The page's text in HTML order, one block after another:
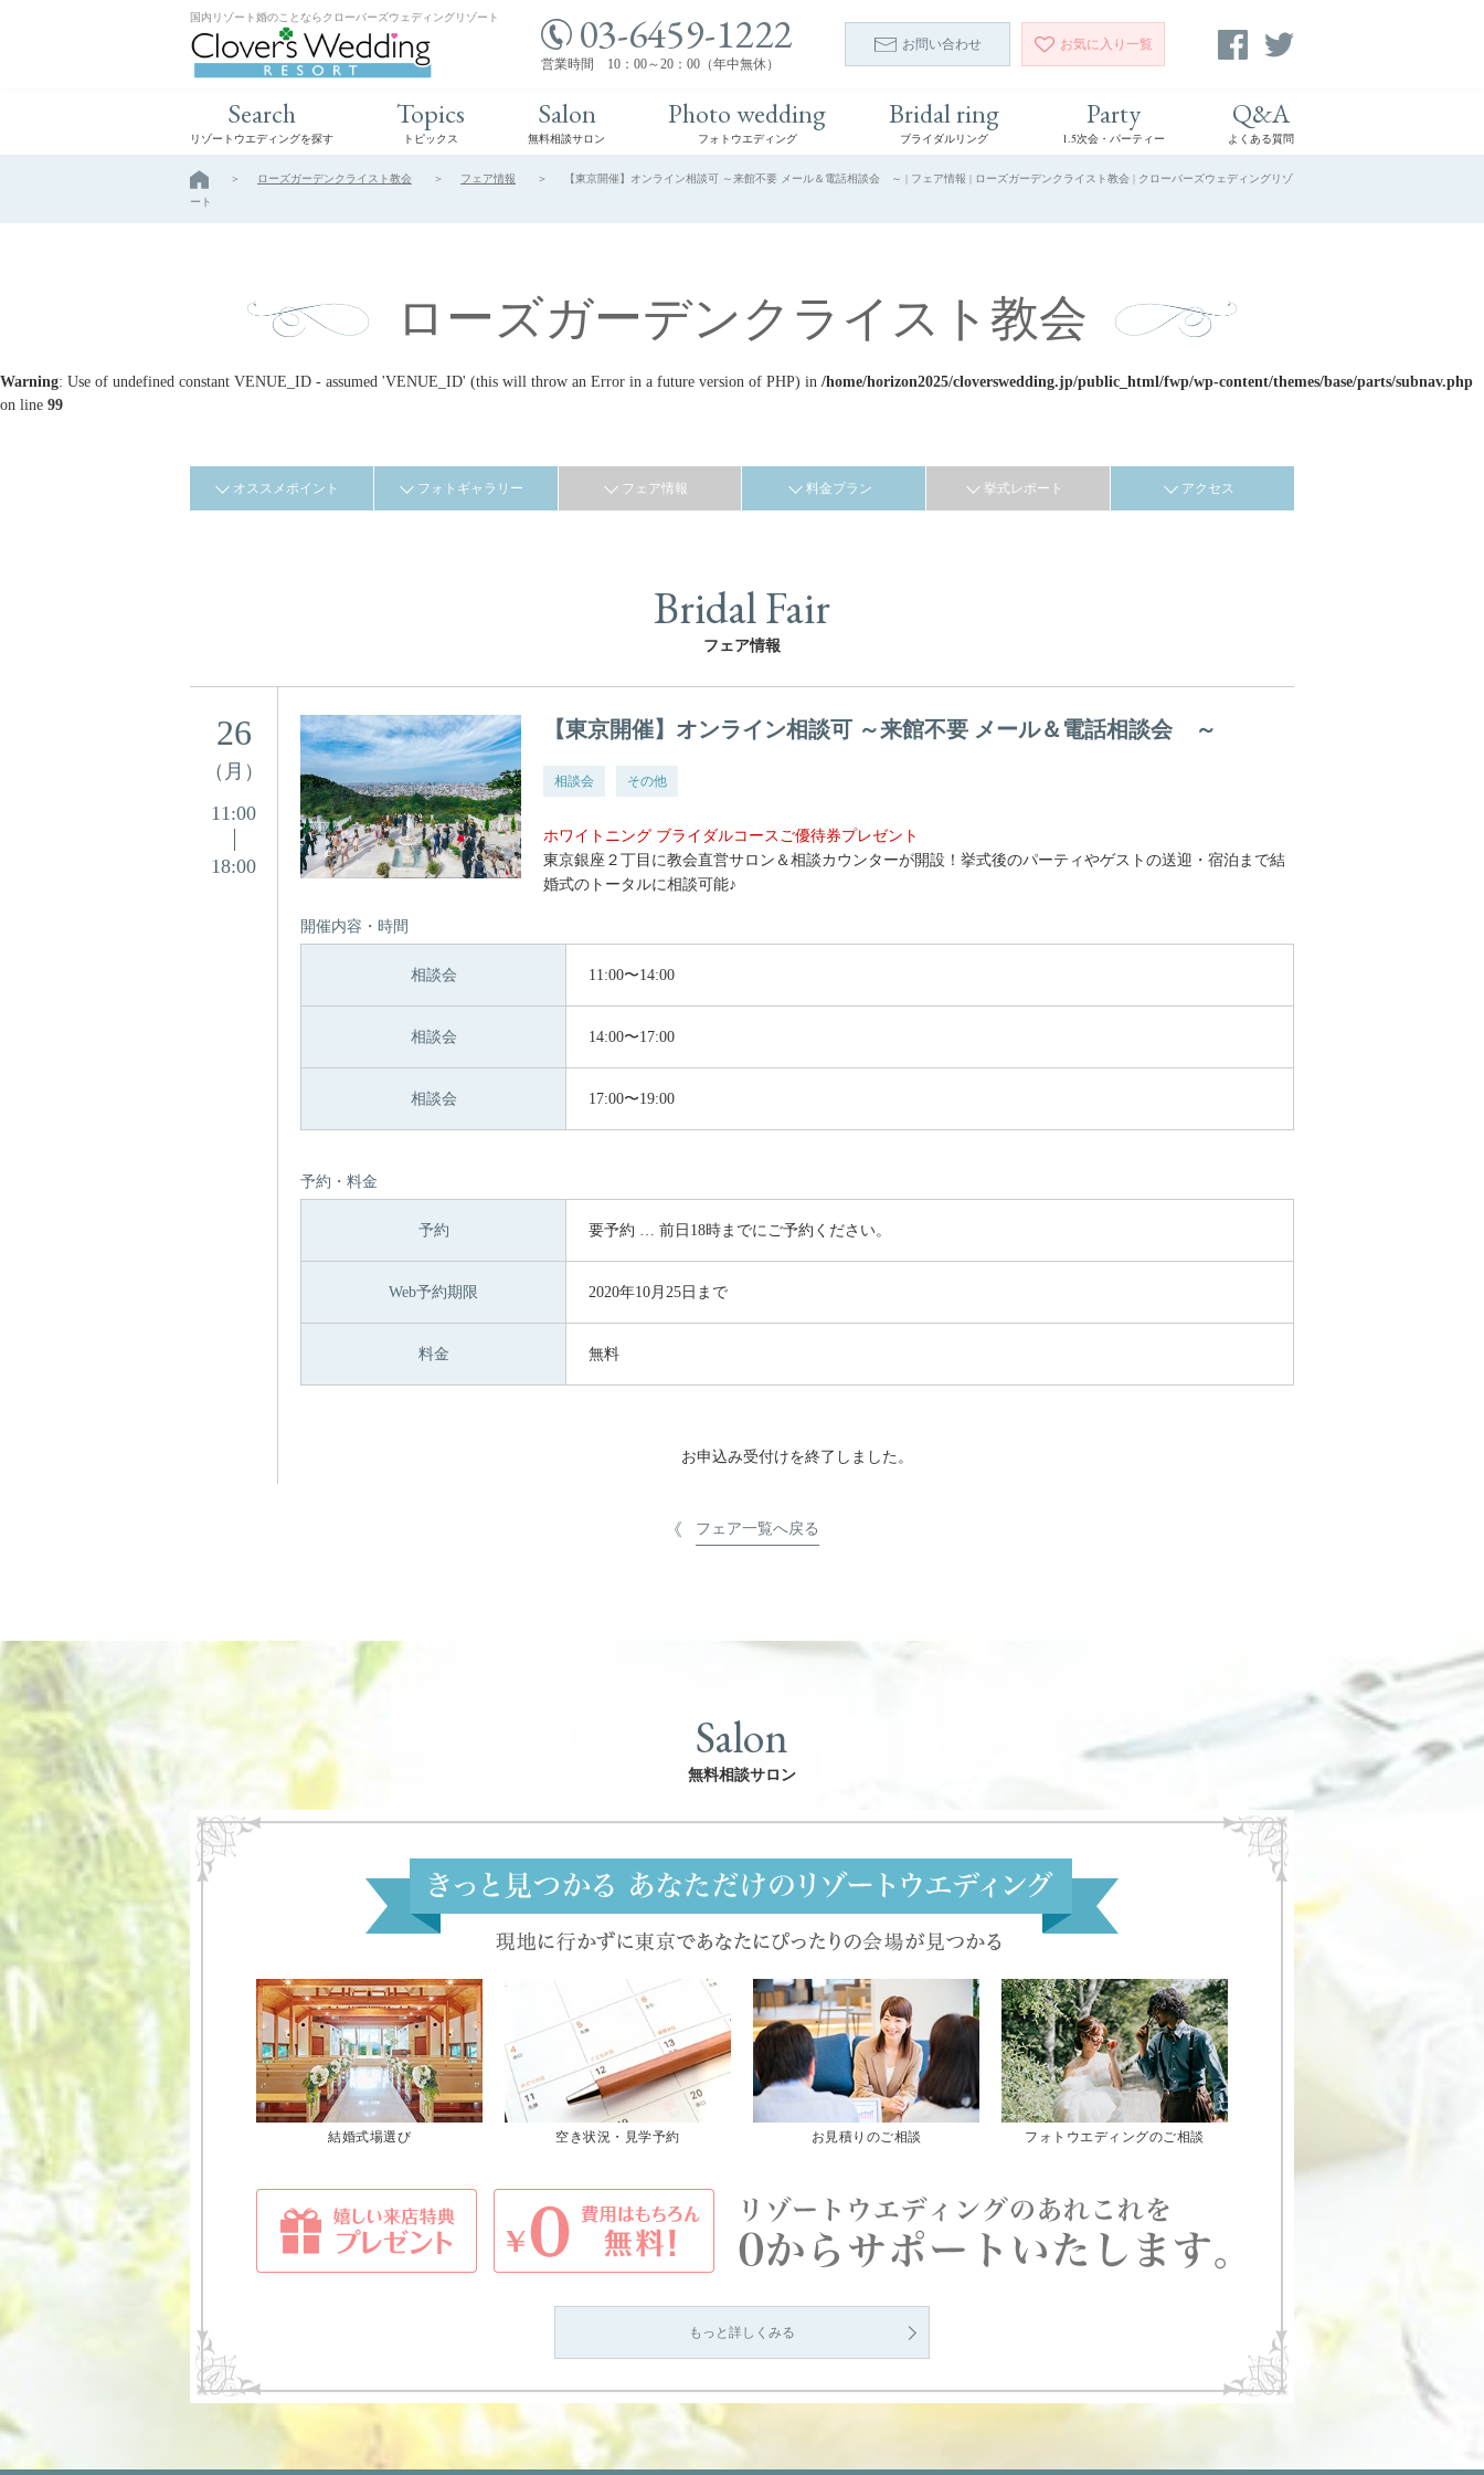
国内リゾート婚のことならクローバーズウェディングリゾート 03-6459-1222
営業時間 10：00～20：00（年中無休）
お問い合わせ お気に入り 一覧
Search
リゾートウエディングを探す
Topics
トピックス
Salon
無料相談サロン
Photo wedding
フォトウエディング
Bridal ring
ブライダルリング
Party
1.5次会・パーティー
Q&A
よくある質問
ローズガーデンクライスト教会 フェア情報
【東京開催】オンライン相談可 ～来館不要 メール＆電話相談会 ～ | フェア情報 | ローズガーデンクライスト教会 | クローバーズウェディングリゾ
ート
ローズガーデンクライスト教会
Warning: Use of undefined constant VENUE_ID - assumed 'VENUE_ID' (this will throw an Error in a future version of PHP) in /home/horizon2025/cloverswedding.jp/public_html/fwp/wp-content/themes/base/parts/subnav.php
on line 99
オススメポイント フォトギャラリー フェア情報 料金プラン 挙式レポート アクセス
Bridal Fair
フェア情報
26
（月）
11:00
18:00
【東京開催】オンライン相談可 ～来館不要 メール＆電話相談会 ～
相談会 その他
ホワイトニング ブライダルコースご優待券プレゼント
東京銀座２丁目に教会直営サロン＆相談カウンターが開設！挙式後のパーティやゲストの送迎・宿泊まで結
婚式のトータルに相談可能♪
開催内容・時間
相談会 11:00〜14:00
相談会 14:00〜17:00
相談会 17:00〜19:00
予約・料金
予約 要予約 … 前日18時までにご予約ください。
Web予約期限 2020年10月25日まで
料金 無料
お申込み受付けを終了しました。
フェア一覧へ戻る
Salon
無料相談サロン
結婚式場選び 空き状況・見学予約 お見積りのご相談 フォトウエディングのご相談
もっと詳しくみる